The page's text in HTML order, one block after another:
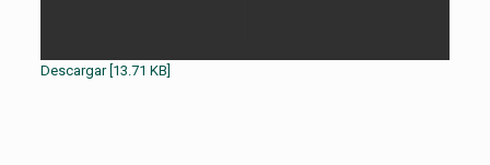
Descargar [13.71 KB]